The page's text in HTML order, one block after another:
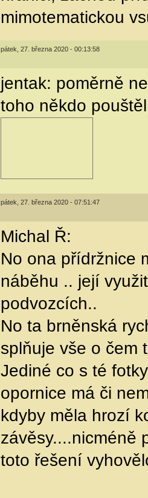
mimotematickou
pátek, 27. března 2020 - 00:13:58
jentak: poměrně
toho někdo
pátek, 27. března 2020 - 07:51:47
Michal Ř:
No ona přídržnice
náběhu .. její
podvozcích..
No ta brněnská
splňuje vše o čem
Jediné co s té
opornice má či
kdyby měla hrozí
závěsy....nicméně
toto řešení